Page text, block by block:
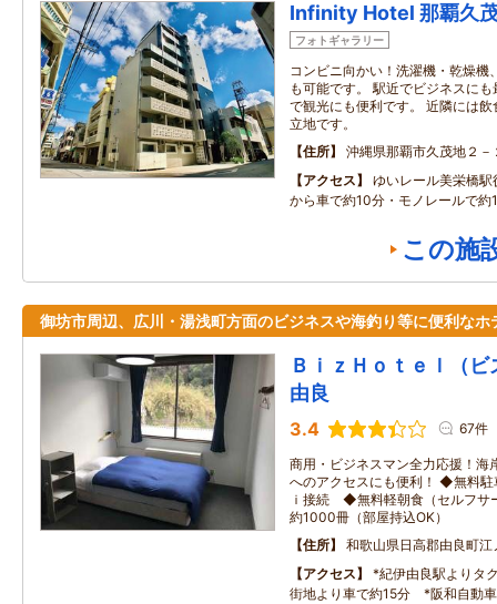
Infinity Hotel 那覇久
フォトギャラリー
コンビニ向かい！洗濯機・乾燥機
も可能です。 駅近でビジネスに
で観光にも便利です。 近隣には
立地です。
住所
沖縄県那覇市久茂地２－
アクセス
ゆいレール美栄橋
から車で約10分・モノレールで約
この施
御坊市周辺、広川・湯浅町方面のビジネスや海釣り等に便利なホ
ＢｉｚＨｏｔｅｌ（
由良
3.4 67件
商用・ビジネスマン全力応援！海
へのアクセスにも便利！ ◆無料
ｉ接続 ◆無料軽朝食（セルフサ
約1000冊（部屋持込OK）
住所
和歌山県日高郡由良町江
アクセス
*紀伊由良駅よりタ
街地より車で約15分 *阪和自動